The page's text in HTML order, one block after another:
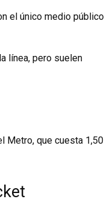
el único medio público
línea, pero suelen
Metro, que cuesta 1,50